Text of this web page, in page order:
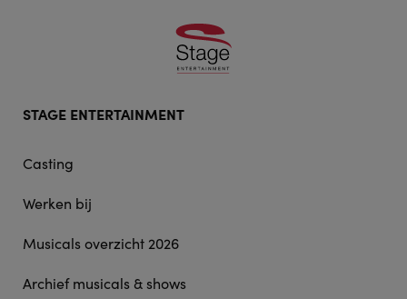
STAGE ENTERTAINMENT
Casting
Werken bij
Musicals overzicht 2026
Archief musicals & shows